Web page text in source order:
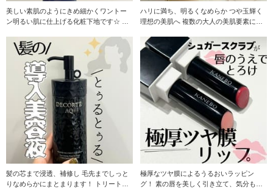
美しい素肌のようにきめ細かくワントー
ン明るい肌に仕上げる化粧下地です☆ 長
ハリに満ち、明るくなめらか つや玉輝く
理想の美肌へ 複数の大人の美肌要素にア
髪の芯まで浸透、補修し 毛先までしっと
りなめらかにまとまります！ トリートメ
極厚なツヤ膜によるうるおいラッピン
グ！ 素の唇を美しく引き立て、気分も唇